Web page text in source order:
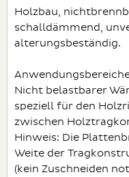
Holzbau,
schalldämmend,
alterungsbeständig.
Nicht belastbarer
speziell für den
zwischen
Hinweis: Die
Weite der
(kein Zuschneiden